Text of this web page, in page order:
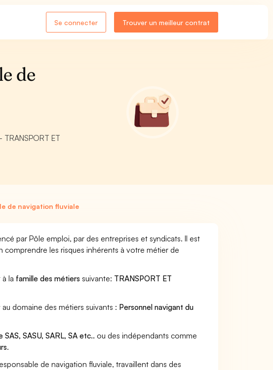
Se connecter Trouver un meilleur contrat
de
ET
de navigation fluviale
par Pôle emploi, par des entreprises et syndicats. Il est
les risques inhérents à votre métier de
la famille des métiers suivante: TRANSPORT ET
domaine des métiers suivants : Personnel navigant du
SASU, SARL, SA etc.. ou des indépendants comme
.
de navigation fluviale, travaillent dans des